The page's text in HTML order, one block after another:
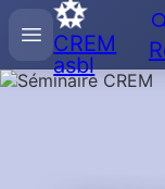
menu CREM
asbl